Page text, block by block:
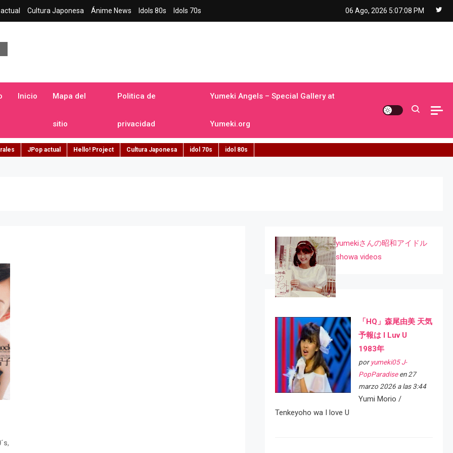
Cultura Japonesa Ánime News Idols 80s Idols 70s 06 Ago, 2026 5:07:09 PM
Inicio Mapa del
sitio
Politica de
privacidad
Yumeki Angels – Special Gallery at
Yumeki.org
JPop actual Hello! Project Cultura Japonesa idol 70s idol 80s
,
yumekiさんの昭和アイドル
showa videos
「HQ」森尾由美 天気
予報は I Luv U
1983年
por yumeki05 J-
PopParadiseen 27
marzo 2026 a las 3:44
Yumi Morio /
Tenkeyoho wa I love U